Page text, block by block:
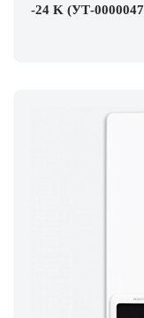
-24 K (УТ-